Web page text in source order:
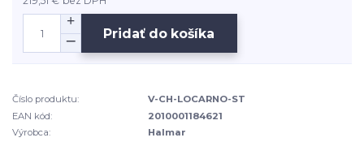
Pridať do košíka
Číslo produktu:
V-CH-LOCARNO-ST
EAN kód:
2010001184621
Výrobca:
Halmar